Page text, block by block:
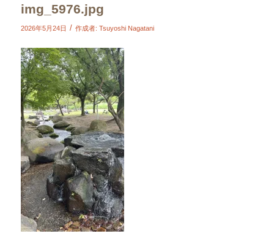
img_5976.jpg
2026年5月24日 / 作成者: Tsuyoshi Nagatani